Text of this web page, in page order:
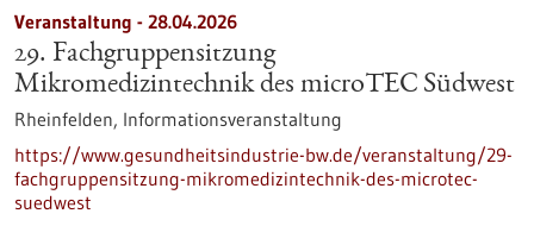
Veranstaltung - 28.04.2026
29. Fachgruppensitzung
Mikromedizintechnik des microTEC Südwest
Rheinfelden, Informationsveranstaltung
https://www.gesundheitsindustrie-bw.de/veranstaltung/29-
fachgruppensitzung-mikromedizintechnik-des-microtec-
suedwest